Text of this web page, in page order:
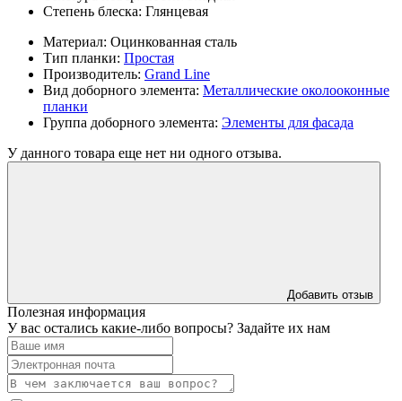
Степень блеска: Глянцевая
Материал: Оцинкованная сталь
Тип планки: Простая
Производитель: Grand Line
Вид доборного элемента: Металлические околооконные
планки
Группа доборного элемента: Элементы для фасада
У данного товара еще нет ни одного отзыва.
Добавить отзыв
Полезная информация
У вас остались какие-либо вопросы? Задайте их нам